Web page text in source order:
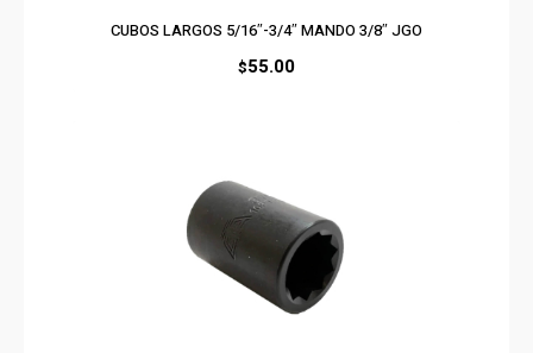
CUBOS LARGOS 5/16″-3/4″ MANDO 3/8″ JGO
$55.00